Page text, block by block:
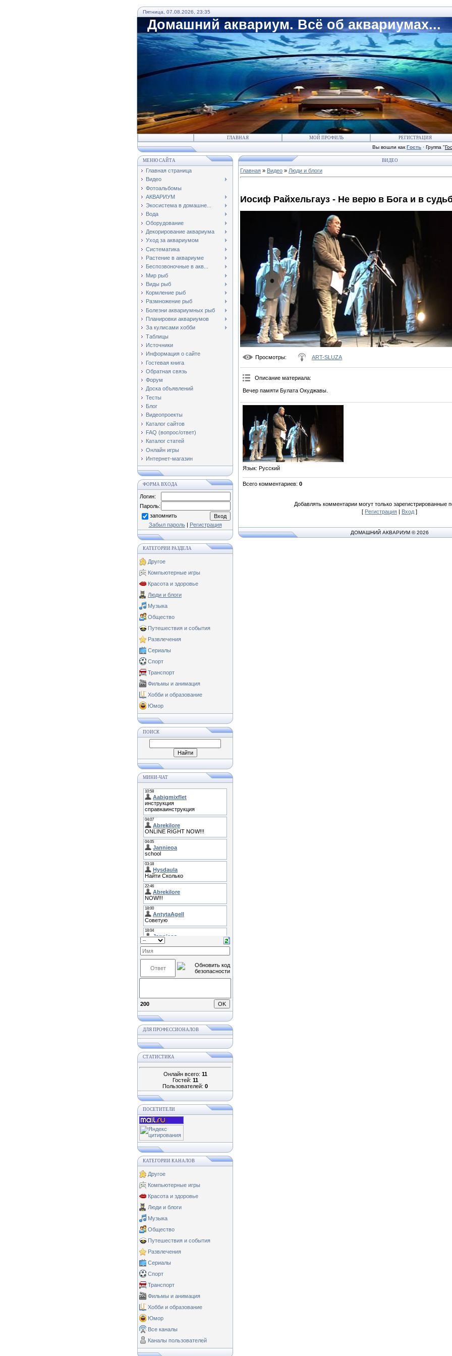
Пятница, 07.08.2026, 23:35
Домашний аквариум. Всё об аквариумах...
ГЛАВНАЯ МОЙ ПРОФИЛЬ РЕГИСТРАЦИЯ
Вы вошли как Гость · Группа "
МЕНЮ САЙТА
Главная страница
Видео
Фотоальбомы
АКВАРИУМ
Экосистема в домашне...
Вода
Оборудование
Декорирование аквариума
Уход за аквариумом
Систематика
Растение в аквариуме
Беспозвоночные в акв...
Мир рыб
Виды рыб
Кормление рыб
Размножение рыб
Болезни аквариумных рыб
Планировки аквариумов
За кулисами хобби
Таблицы
Источники
Информация о сайте
Гостевая книга
Обратная связь
Форум
Доска объявлений
Тесты
Блог
Видеопроекты
Каталог сайтов
FAQ (вопрос/ответ)
Каталог статей
Онлайн игры
Интернет-магазин
ФОРМА ВХОДА
Логин:
Пароль:
запомнить
Забыл пароль| Регистрация
КАТЕГОРИИ РАЗДЕЛА
Другое
Компьютерные игры
Красота и здоровье
Люди и блоги
Музыка
Общество
Путешествия и события
Развлечения
Сериалы
Спорт
Транспорт
Фильмы и анимация
Хобби и образование
Юмор
ПОИСК
МИНИ-ЧАТ
200
ДЛЯ ПРОФЕССИОНАЛОВ
СТАТИСТИКА
Онлайн всего: 11
Гостей: 11
Пользователей: 0
ПОСЕТИТЕЛИ
КАТЕГОРИИ КАНАЛОВ
Другое
Компьютерные игры
Красота и здоровье
Люди и блоги
Музыка
Общество
Путешествия и события
Развлечения
Сериалы
Спорт
Транспорт
Фильмы и анимация
Хобби и образование
Юмор
Все каналы
Каналы пользователей
ВИДЕО
Главная » Видео » Люди и блоги
Иосиф Райхельгауз - Не верю в Бога и в
Просмотры: ART-SLUZA
Описание материала:
Вечер памяти Булата Окуджавы.
Язык: Русский
Всего комментариев: 0
Добавлять комментарии могут только зарегистрированные
[ Регистрация | Вход ]
ДОМАШНИЙ АКВАРИУМ © 2026